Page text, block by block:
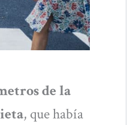
de la
, que había